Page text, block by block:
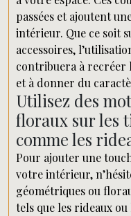
passées et ajoutent
intérieur. Que ce soit
accessoires,
contribuera à recréer
et à donner du
Utilisez des
floraux sur les
comme les
Pour ajouter une
votre intérieur,
géométriques ou
tels que les rideaux